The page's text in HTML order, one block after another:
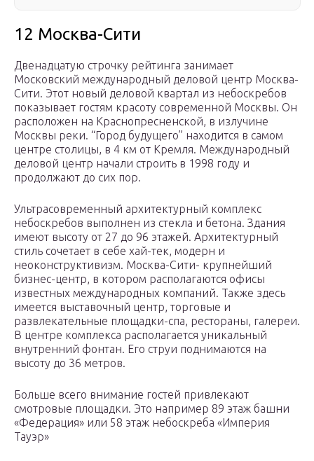
12 Москва-Сити
Двенадцатую строчку рейтинга занимает
Московский международный деловой центр Москва-
Сити. Этот новый деловой квартал из небоскребов
показывает гостям красоту современной Москвы. Он
расположен на Краснопресненской, в излучине
Москвы реки. “Город будущего” находится в самом
центре столицы, в 4 км от Кремля. Международный
деловой центр начали строить в 1998 году и
продолжают до сих пор.
Ультрасовременный архитектурный комплекс
небоскребов выполнен из стекла и бетона. Здания
имеют высоту от 27 до 96 этажей. Архитектурный
стиль сочетает в себе хай-тек, модерн и
неоконструктивизм. Москва-Сити- крупнейший
бизнес-центр, в котором располагаются офисы
известных международных компаний. Также здесь
имеется выставочный центр, торговые и
развлекательные площадки-спа, рестораны, галереи.
В центре комплекса располагается уникальный
внутренний фонтан. Его струи поднимаются на
высоту до 36 метров.
Больше всего внимание гостей привлекают
смотровые площадки. Это например 89 этаж башни
«Федерация» или 58 этаж небоскреба «Империя
Тауэр»